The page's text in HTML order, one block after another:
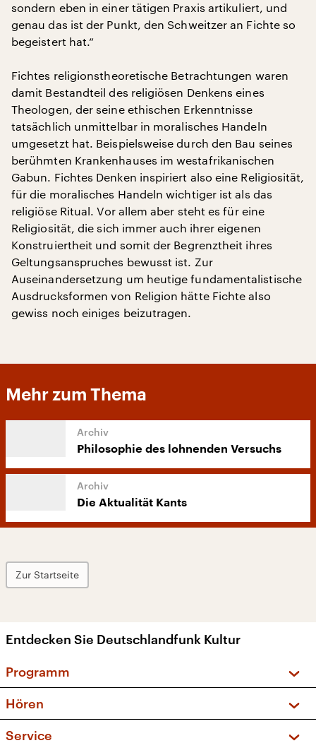
sondern eben in einer tätigen Praxis artikuliert, und
genau das ist der Punkt, den Schweitzer an Fichte so
begeistert hat.“
Fichtes religionstheoretische Betrachtungen waren
damit Bestandteil des religiösen Denkens eines
Theologen, der seine ethischen Erkenntnisse
tatsächlich unmittelbar in moralisches Handeln
umgesetzt hat. Beispielsweise durch den Bau seines
berühmten Krankenhauses im westafrikanischen
Gabun. Fichtes Denken inspiriert also eine Religiosität,
für die moralisches Handeln wichtiger ist als das
religiöse Ritual. Vor allem aber steht es für eine
Religiosität, die sich immer auch ihrer eigenen
Konstruiertheit und somit der Begrenztheit ihres
Geltungsanspruches bewusst ist. Zur
Auseinandersetzung um heutige fundamentalistische
Ausdrucksformen von Religion hätte Fichte also
gewiss noch einiges beizutragen.
Mehr zum Thema
Philosophie des lohnenden Versuchs
Die Aktualität Kants
Zur Startseite
Entdecken Sie Deutschlandfunk Kultur
Programm
Sendungen und Podcasts
Hören
Service